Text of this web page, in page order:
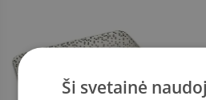
Ši svetainė